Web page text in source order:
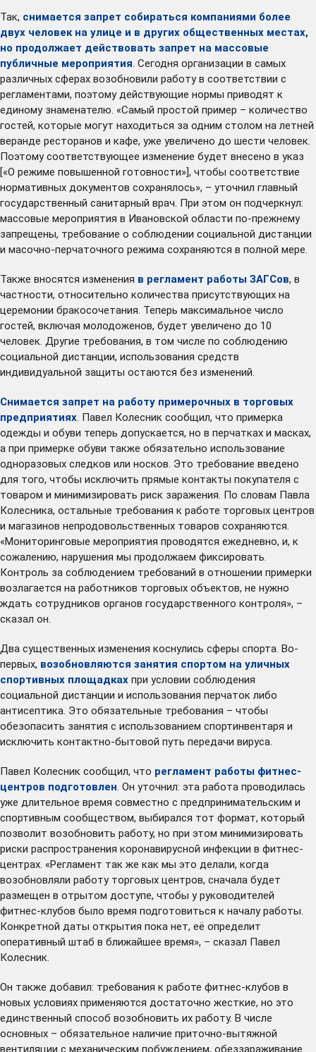
Так, снимается запрет собираться компаниями более
двух человек на улице и в других общественных местах,
но продолжает действовать запрет на массовые
публичные мероприятия . Сегодня организации в самых
различных сферах возобновили работу в соответствии с
регламентами, поэтому действующие нормы приводят к
единому знаменателю. «Самый простой пример – количество
гостей, которые могут находиться за одним столом на летней
веранде ресторанов и кафе, уже увеличено до шести человек.
Поэтому соответствующее изменение будет внесено в указ
[«О режиме повышенной готовности»], чтобы соответствие
нормативных документов сохранялось», – уточнил главный
государственный санитарный врач. При этом он подчеркнул:
массовые мероприятия в Ивановской области по-прежнему
запрещены, требование о соблюдении социальной дистанции
и масочно-перчаточного режима сохраняются в полной мере.
Также вносятся изменения в регламент работы ЗАГСов, в
частности, относительно количества присутствующих на
церемонии бракосочетания. Теперь максимальное число
гостей, включая молодоженов, будет увеличено до 10
человек. Другие требования, в том числе по соблюдению
социальной дистанции, использования средств
индивидуальной защиты остаются без изменений.
Снимается запрет на работу примерочных в торговых
предприятиях . Павел Колесник сообщил, что примерка
одежды и обуви теперь допускается, но в перчатках и масках,
а при примерке обуви также обязательно использование
одноразовых следков или носков. Это требование введено
для того, чтобы исключить прямые контакты покупателя с
товаром и минимизировать риск заражения. По словам Павла
Колесника, остальные требования к работе торговых центров
и магазинов непродовольственных товаров сохраняются.
«Мониторинговые мероприятия проводятся ежедневно, и, к
сожалению, нарушения мы продолжаем фиксировать.
Контроль за соблюдением требований в отношении примерки
возлагается на работников торговых объектов, не нужно
ждать сотрудников органов государственного контроля», –
сказал он.
Два существенных изменения коснулись сферы спорта. Во-
первых, возобновляются занятия спортом на уличных
спортивных площадках при условии соблюдения
социальной дистанции и использования перчаток либо
антисептика. Это обязательные требования – чтобы
обезопасить занятия с использованием спортинвентаря и
исключить контактно-бытовой путь передачи вируса.
Павел Колесник сообщил, что регламент работы фитнес-
центров подготовлен . Он уточнил: эта работа проводилась
уже длительное время совместно с предпринимательским и
спортивным сообществом, выбирался тот формат, который
позволит возобновить работу, но при этом минимизировать
риски распространения коронавирусной инфекции в фитнес-
центрах. «Регламент так же как мы это делали, когда
возобновляли работу торговых центров, сначала будет
размещен в отрытом доступе, чтобы у руководителей
фитнес-клубов было время подготовиться к началу работы.
Конкретной даты открытия пока нет, её определит
оперативный штаб в ближайшее время», – сказал Павел
Колесник.
Он также добавил: требования к работе фитнес-клубов в
новых условиях применяются достаточно жесткие, но это
единственный способ возобновить их работу. В числе
основных – обязательное наличие приточно-вытяжной
вентиляции с механическим побуждением, обеззараживание